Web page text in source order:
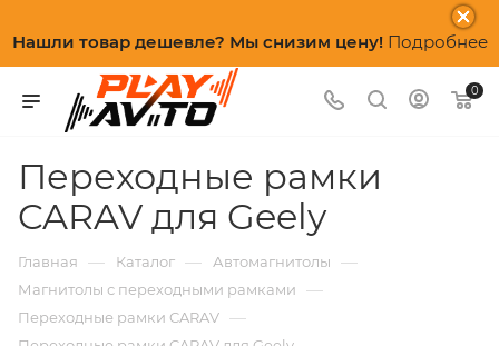
Нашли товар дешевле? Мы снизим цену! Подробнее
0
Переходные рамки
CARAV для Geely
Главная — Каталог — Автомагнитолы —
Магнитолы с переходными рамками —
Переходные рамки CARAV —